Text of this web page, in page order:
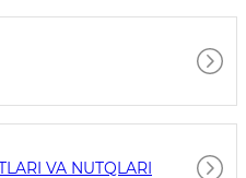
VA NUTQLARI